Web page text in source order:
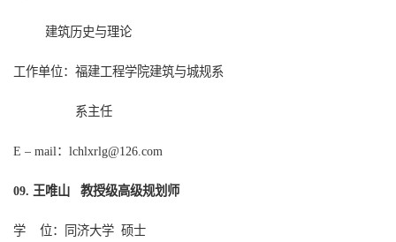
建筑历史与理论
工作单位：福建工程学院建筑与城规系
系主任
E – mail： lchlxrlg@126.com
09. 王唯山 教授级高级规划师
学 位：同济大学 硕士